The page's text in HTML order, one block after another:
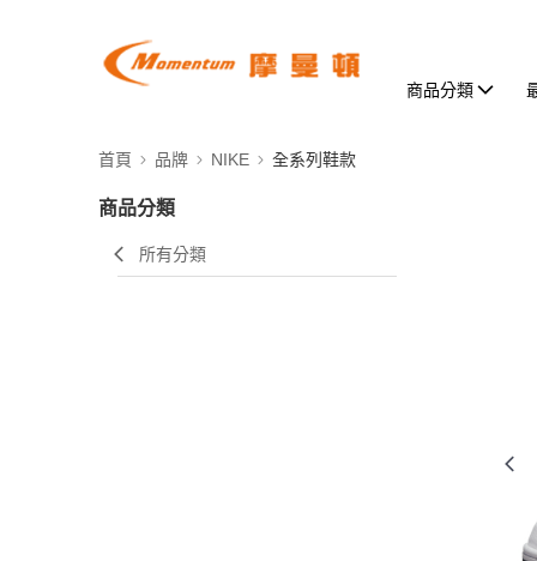
商品分類
首頁 品牌 NIKE 全系列鞋款
商品分類
所有分類